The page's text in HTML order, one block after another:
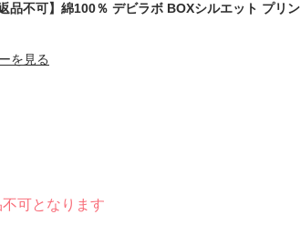
品不可】綿100％ デビラボ BOXシルエット プリン
を見る
可となります